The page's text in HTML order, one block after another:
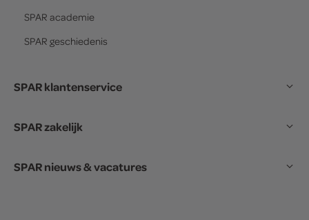
SPAR academie
SPAR geschiedenis
SPAR klantenservice
SPAR zakelijk
SPAR nieuws & vacatures